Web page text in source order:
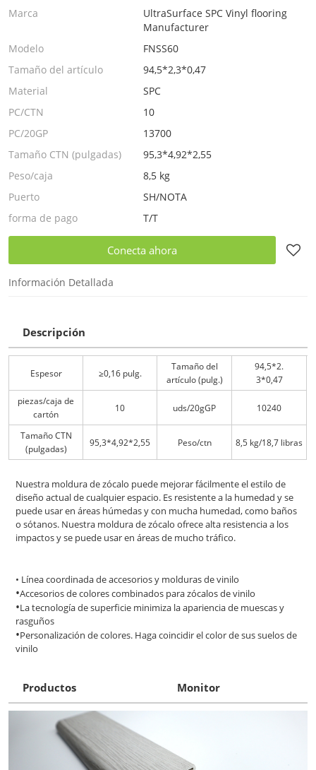
Marca
UltraSurface SPC Vinyl flooring
Manufacturer
Modelo
FNSS60
Tamaño del artículo
94,5*2,3*0,47
Material
SPC
PC/CTN
10
PC/20GP
13700
Tamaño CTN (pulgadas)
95,3*4,92*2,55
Peso/caja
8,5 kg
Puerto
SH/NOTA
forma de pago
T/T
Conecta ahora
Información Detallada
Descripción
Espesor ≥0,16 pulg.
Tamaño del
artículo (pulg.)
94,5*2.
3*0,47
piezas/caja de
cartón
10 uds/20gGP 10240
Tamaño CTN
(pulgadas)
95,3*4,92*2,55 Peso/ctn 8,5 kg/18,7 libras
Nuestra moldura de zócalo puede mejorar fácilmente el estilo de
diseño actual de cualquier espacio. Es resistente a la humedad y se
puede usar en áreas húmedas y con mucha humedad, como baños
o sótanos. Nuestra moldura de zócalo ofrece alta resistencia a los
impactos y se puede usar en áreas de mucho tráfico.
• Línea coordinada de accesorios y molduras de vinilo
•Accesorios de colores combinados para zócalos de vinilo
•La tecnología de superficie minimiza la apariencia de muescas y
rasguños
•Personalización de colores. Haga coincidir el color de sus suelos de
vinilo
Productos Monitor